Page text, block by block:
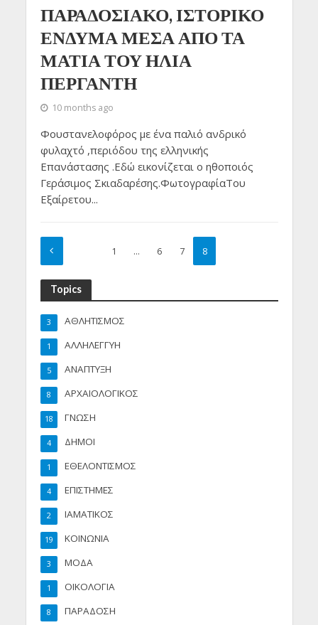
ΠΑΡΑΔΟΣΙΑΚΟ, ΙΣΤΟΡΙΚΟ
ΕΝΔΥΜΑ ΜΕΣΑ ΑΠΟ ΤΑ
ΜΑΤΙΑ ΤΟΥ ΗΛΙΑ
ΠΕΡΓΑΝΤΗ
10 months ago
Φουστανελοφόρος με ένα παλιό ανδρικό
φυλαχτό ,περιόδου της ελληνικής
Επανάστασης .Εδώ εικονίζεται ο ηθοποιός
Γεράσιμος Σκιαδαρέσης.ΦωτογραφίαΤου
Εξαίρετου...
1 … 6 7 8
Topics
ΑΘΛΗΤΙΣΜΟΣ
3
ΑΛΛΗΛΕΓΓΥΗ
1
ΑΝΑΠΤΥΞΗ
5
ΑΡΧΑΙΟΛΟΓΙΚΟΣ
8
ΓΝΩΣΗ
18
ΔΗΜΟΙ
4
ΕΘΕΛΟΝΤΙΣΜΟΣ
1
ΕΠΙΣΤΗΜΕΣ
4
ΙΑΜΑΤΙΚΟΣ
2
ΚΟΙΝΩΝΙΑ
19
ΜΟΔΑ
3
ΟΙΚΟΛΟΓΙΑ
1
ΠΑΡΑΔΟΣΗ
8